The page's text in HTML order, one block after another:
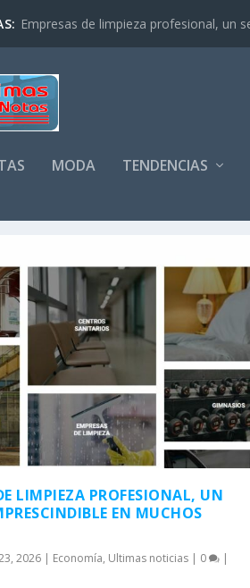
Empresas de limpieza profesional, un
MODA TENDENCIAS
LIMPIEZA PROFESIONAL, UN
EN MUCHOS
2026 | Economía, Ultimas noticias | 0 |